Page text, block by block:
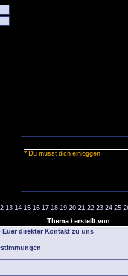
* Du musst dich einloggen.
13 14 15 16 17 18 19 20 21 22 23 24 25
Thema / erstellt von
direkter Kontakt zu uns